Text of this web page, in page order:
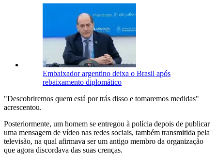
Embaixador argentino deixa o Brasil após
rebaixamento diplomático
"Descobriremos quem está por trás disso e tomaremos medidas"
acrescentou.
Posteriormente, um homem se entregou à polícia depois de publicar
uma mensagem de vídeo nas redes sociais, também transmitida pela
televisão, na qual afirmava ser um antigo membro da organização
que agora discordava das suas crenças.